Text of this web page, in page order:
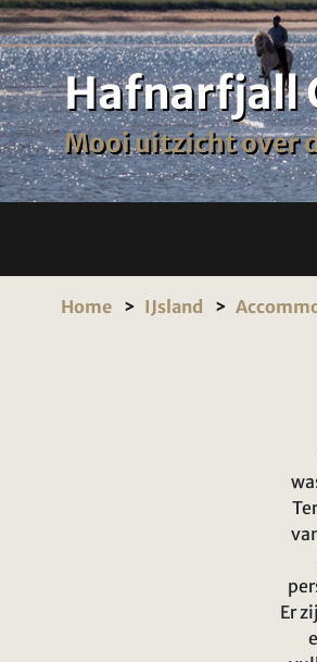
Hafnarfjall
Mooi uitzicht over
Home IJsland
Er